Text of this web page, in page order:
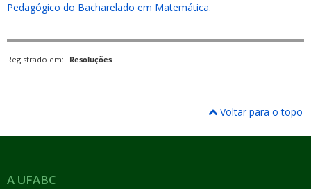
Pedagógico do Bacharelado em Matemática.
Registrado em: Resoluções
Voltar para o topo
A UFABC